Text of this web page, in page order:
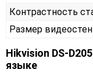
Контрастность
Размер
Hikvision DS-
языке